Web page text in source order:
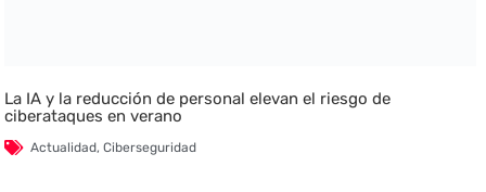
La IA y la reducción de personal elevan el riesgo de
ciberataques en verano
Actualidad,Ciberseguridad